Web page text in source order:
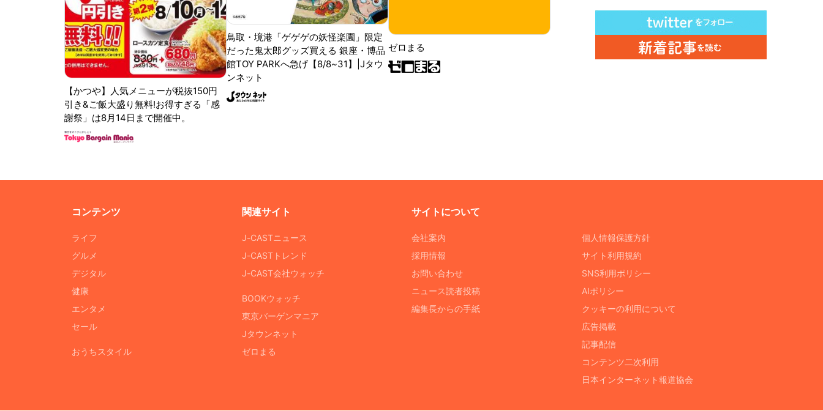
【かつや】人気メニューが税抜150円
引き&ご飯大盛り無料!お得すぎる「感
謝祭」は8月14日まで開催中。
鳥取・境港「ゲゲゲの妖怪楽園」限定
だった鬼太郎グッズ買える 銀座・博品
館TOY PARKへ急げ【8/8~31】|Jタウ
ンネット
ゼロまる
コンテンツ
ライフ
グルメ
デジタル
健康
エンタメ
セール
おうちスタイル
関連サイト
J-CASTニュース
J-CASTトレンド
J-CAST会社ウォッチ
BOOKウォッチ
東京バーゲンマニア
Jタウンネット
ゼロまる
サイトについて
会社案内
採用情報
お問い合わせ
ニュース読者投稿
編集長からの手紙
個人情報保護方針
サイト利用規約
SNS利用ポリシー
AIポリシー
クッキーの利用について
広告掲載
記事配信
コンテンツ二次利用
日本インターネット報道協会